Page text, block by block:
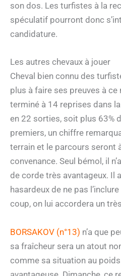
son dos. Les turfistes à la
spéculatif pourront donc
candidature.
Les autres chevaux à jouer
Cheval bien connu des
plus à faire ses preuves à ce
terminé à 14 reprises dans
en 22 sorties, soit plus 63%
premiers, un chiffre
terrain et le parcours seront
convenance. Seul bémol, il
de corde très avantageux. Il
hasardeux de ne pas
coup, on lui accordera un
BORSAKOV (n°13) n’a que
sa fraîcheur sera un atout
comme sa situation au